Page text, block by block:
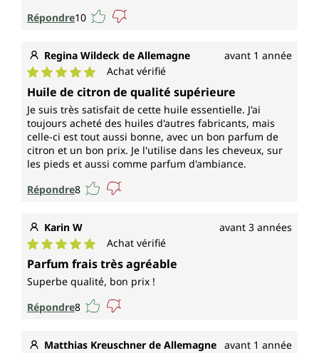
Répondre10
Regina Wildeck de Allemagne avant 1 année
Note moyenne de 5 sur 5 étoiles
Achat vérifié
Huile de citron de qualité supérieure
Je suis très satisfait de cette huile essentielle. J'ai
toujours acheté des huiles d'autres fabricants, mais
celle-ci est tout aussi bonne, avec un bon parfum de
citron et un bon prix. Je l'utilise dans les cheveux, sur
les pieds et aussi comme parfum d'ambiance.
Répondre8
Karin W avant 3 années
Note moyenne de 5 sur 5 étoiles
Achat vérifié
Parfum frais très agréable
Superbe qualité, bon prix !
Répondre8
Matthias Kreuschner de Allemagne avant 1 année